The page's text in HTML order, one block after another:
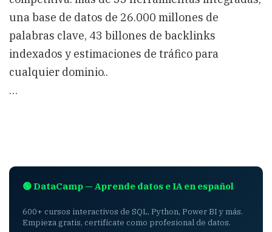
una base de datos de 26.000 millones de
palabras clave, 43 billones de backlinks
indexados y estimaciones de tráfico para
cualquier dominio..
…
🟢 DataCamp — Aprende datos e IA en español
600+ cursos interactivos de SQL, Python, Power BI y más.
Empieza gratis, certifícate como profesional de datos.